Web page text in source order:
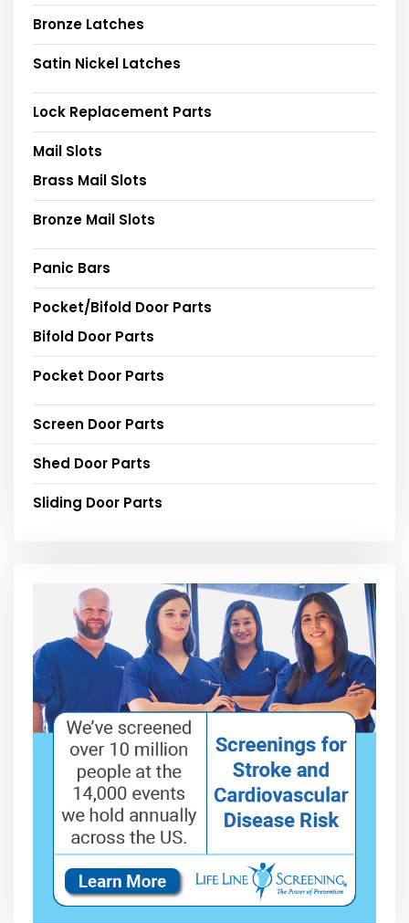
Bronze Latches
Satin Nickel Latches
Lock Replacement Parts
Mail Slots
Brass Mail Slots
Bronze Mail Slots
Panic Bars
Pocket/Bifold Door Parts
Bifold Door Parts
Pocket Door Parts
Screen Door Parts
Shed Door Parts
Sliding Door Parts